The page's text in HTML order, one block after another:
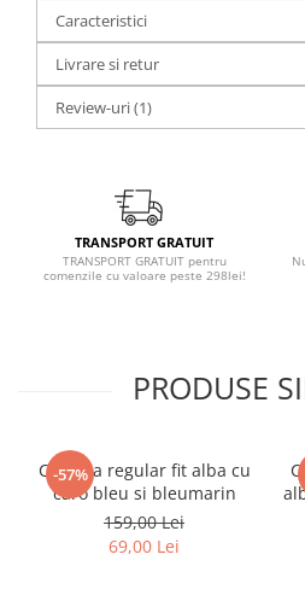
Caracteristici
Livrare si retur
Review-uri(1)
TRANSPORT GRATUIT
TRANSPORT GRATUIT pentru
comenzile cu valoare peste 298lei!
PRODUSE
-57%
Camasa regular fit alba cu
caro bleu si bleumarin
159,00 Lei
69,00 Lei